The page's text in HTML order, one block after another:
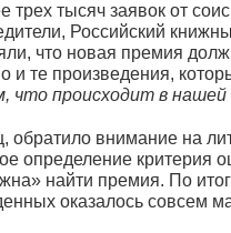
трех тысяч заявок от
Российский
что новая премия
и те произведения,
что происходит в нашей
обратило внимание на
определение критерия
найти премия. По
оказалось совсем